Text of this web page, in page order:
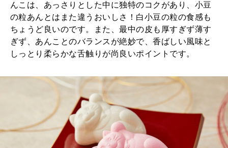
んこは、あっさりとした中に独特のコクがあり、小豆
の粒あんとはまた違うおいしさ！白小豆の粒の食感も
ちょうど良いのです。また、最中の皮も厚すぎず薄す
ぎず、あんことのバランスが絶妙で、香ばしい風味と
しっとり柔らかな舌触りが尚良いポイントです。